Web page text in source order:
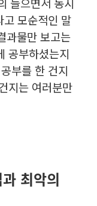
모순적인 말
과물만 보고는
공부하셨는지
부를 한 건지
지는 여러분만
최악의